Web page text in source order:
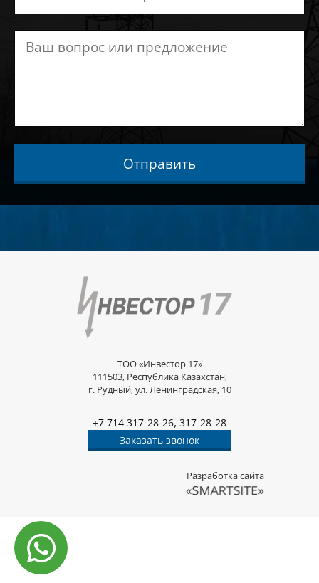
Отправить
ТОО «Инвестор 17»
111503, Республика Казахстан,
г. Рудный, ул. Ленинградская, 10
+7 714 317-28-26, 317-28-28
Заказать звонок
Разработка сайта